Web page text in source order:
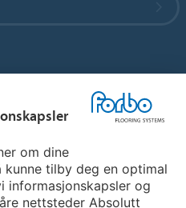
om dine
kunne tilby deg en optimal
informasjonskapsler og
nettsteder Absolutt